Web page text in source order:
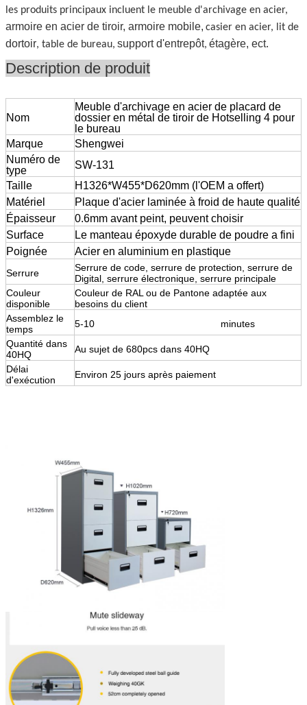
les produits principaux incluent le meuble d'archivage en acier,
armoire en acier de tiroir, armoire mobile, casier en acier, lit de
dortoir, table de bureau, support d'entrepôt, étagère, ect.
Description de produit
Nom
Meuble d'archivage en acier de placard de
dossier en métal de tiroir de Hotselling 4 pour
le bureau
Marque
Shengwei
Numéro de
type
SW-131
Taille
H1326*W455*D620mm (l'OEM a offert)
Matériel
Plaque d'acier laminée à froid de haute qualité
Épaisseur
0.6mm avant peint, peuvent choisir
Surface
Le manteau époxyde durable de poudre a fini
Poignée
Acier en aluminium en plastique
Serrure
Serrure de code, serrure de protection, serrure de
Digital, serrure électronique, serrure principale
Couleur
disponible
Couleur de RAL ou de Pantone adaptée aux
besoins du client
Assemblez le
temps
5-10
minutes
Quantité dans
40HQ
Au sujet de 680pcs dans 40HQ
Délai
d'exécution
Environ 25 jours après paiement